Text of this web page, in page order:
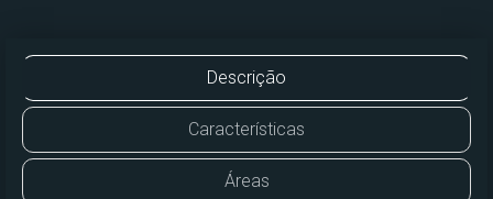
Descrição
Características
Áreas